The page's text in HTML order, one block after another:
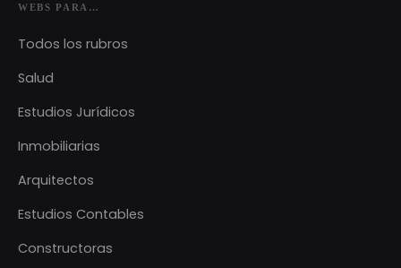
WEBS PARA…
Todos los rubros
Salud
Estudios Jurídicos
Inmobiliarias
Arquitectos
Estudios Contables
Constructoras